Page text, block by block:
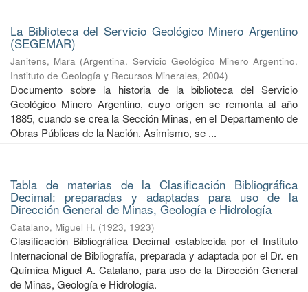
La Biblioteca del Servicio Geológico Minero Argentino
(SEGEMAR)
Janitens, Mara (Argentina. Servicio Geológico Minero Argentino.
Instituto de Geología y Recursos Minerales, 2004)
Documento sobre la historia de la biblioteca del Servicio
Geológico Minero Argentino, cuyo origen se remonta al año
1885, cuando se crea la Sección Minas, en el Departamento de
Obras Públicas de la Nación. Asimismo, se ...
Tabla de materias de la Clasificación Bibliográfica
Decimal: preparadas y adaptadas para uso de la
Dirección General de Minas, Geología e Hidrología
Catalano, Miguel H. (1923, 1923)
Clasificación Bibliográfica Decimal establecida por el Instituto
Internacional de Bibliografía, preparada y adaptada por el Dr. en
Química Miguel A. Catalano, para uso de la Dirección General
de Minas, Geología e Hidrología.